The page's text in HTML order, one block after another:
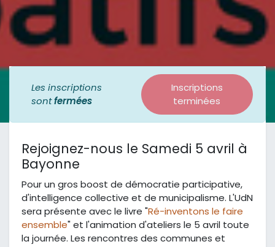
Les inscriptions
sontfermées
Inscriptions
terminées
Rejoignez-nous le Samedi 5 avril à
Bayonne
Pour un gros boost de démocratie participative,
d'intelligence collective et de municipalisme. L'UdN
sera présente avec le livre "Ré-inventons le faire
ensemble" et l'animation d'ateliers le 5 avril toute
la journée. Les rencontres des communes et